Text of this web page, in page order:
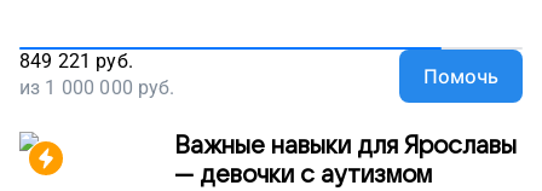
849 221 руб.
из 1 000 000 руб. Помочь
Важные навыки для Ярославы
— девочки с аутизмом